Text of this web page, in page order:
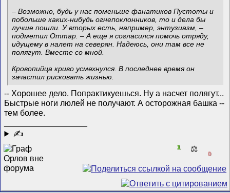
– Возможно, будь у нас поменьше фанатиков Пустоты и
побольше каких-нибудь огнепоклонников, то и дела бы
лучше пошли. У вторых есть, например, энтузиазм, –
подметил Оттар. – А еще я согласился помочь отряду,
идущему в налет на северян. Надеюсь, они там все не
полягут. Вместе со мной.
Кровопийца криво усмехнулся. В последнее время он
зачастил рисковать жизнью.
-- Хорошее дело. Попрактикуешься. Ну а насчет полягут...
Быстрые ноги люлей не получают. А осторожная башка --
тем более.
✍
1 ⚖️
0